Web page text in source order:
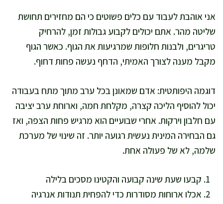
אני אוהבת לעבוד עם כלים פשוטים כי הם מחזירים תחושת
שליטה מהר. אתם יכולים לקבוע גבולות זמן, להרחיק
טריגרים, ולבנות חלופות שמרגיעות את הגוף. כאשר הגוף
מקבל מענה לצורך האמיתי, הדחף נעשה פחות דחוף.
דוגמה היפותטית: אדם שמאונן בכל ערב מתוך מתח בעבודה
יכול להוסיף הליכה קצרה, מקלחת חמה, וארוחת ערב יציבה
עם חלבון וירקות. אחרי שבועיים הוא מרגיש פחות הצפה, ואז
גם הבחירה המינית נעשית רגועה יותר. זה שינוי של מערכת
שלמה, לא של פעולה אחת.
קבעו שעת שינה קבועה והקטינו מסכים בלילה
אכלו ארוחות מסודרות כדי להפחית תנודות אנרגיה